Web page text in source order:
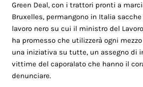
Green Deal, con i trattori pronti a
Bruxelles, permangono in Italia
lavoro nero su cui il ministro del
ha promesso che utilizzerà ogni
una iniziativa su tutte, un assegno di
vittime del caporalato che hanno il
denunciare.